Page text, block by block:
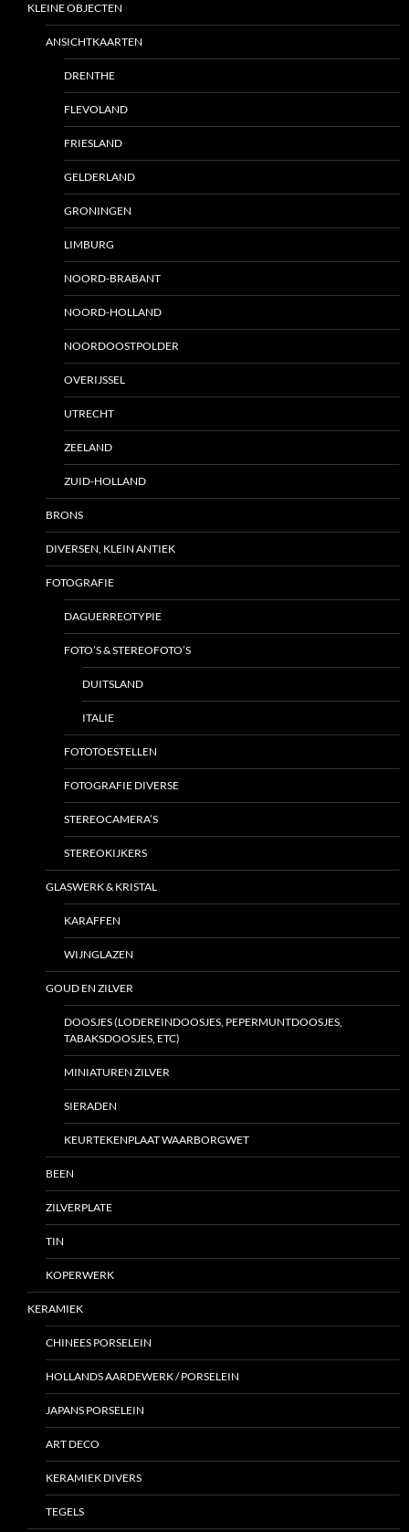
KLEINE OBJECTEN
ANSICHTKAARTEN
DRENTHE
FLEVOLAND
FRIESLAND
GELDERLAND
GRONINGEN
LIMBURG
NOORD-BRABANT
NOORD-HOLLAND
NOORDOOSTPOLDER
OVERIJSSEL
UTRECHT
ZEELAND
ZUID-HOLLAND
BRONS
DIVERSEN, KLEIN ANTIEK
FOTOGRAFIE
DAGUERREOTYPIE
FOTO’S & STEREOFOTO’S
DUITSLAND
ITALIE
FOTOTOESTELLEN
FOTOGRAFIE DIVERSE
STEREOCAMERA’S
STEREOKIJKERS
GLASWERK & KRISTAL
KARAFFEN
WIJNGLAZEN
GOUD EN ZILVER
DOOSJES (LODEREINDOOSJES, PEPERMUNTDOOSJES,
TABAKSDOOSJES, ETC)
MINIATUREN ZILVER
SIERADEN
KEURTEKENPLAAT WAARBORGWET
BEEN
ZILVERPLATE
TIN
KOPERWERK
KERAMIEK
CHINEES PORSELEIN
HOLLANDS AARDEWERK / PORSELEIN
JAPANS PORSELEIN
ART DECO
KERAMIEK DIVERS
TEGELS